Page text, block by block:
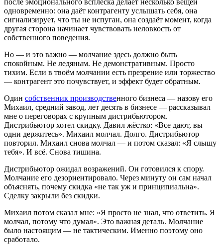
одновременно: она даёт контрагенту услышать себя, она
сигнализирует, что ты не испуган, она создаёт момент, когда
другая сторона начинает чувствовать неловкость от
собственного поведения.
Но — и это важно — молчание здесь должно быть
спокойным. Не ледяным. Не демонстративным. Просто
тихим. Если в твоём молчании есть презрение или торжество
— контрагент это почувствует, и эффект будет обратным.
Один собственник производственного бизнеса — назову его
Михаил, средний завод, лет десять в бизнесе — рассказывал
мне о переговорах с крупным дистрибьютором.
Дистрибьютор хотел скидку. Давил жёстко: «Все дают, вы
одни держитесь». Михаил молчал. Долго. Дистрибьютор
повторил. Михаил снова молчал — и потом сказал: «Я слышу
тебя». И всё. Снова тишина.
Дистрибьютор ожидал возражений. Он готовился к спору.
Молчание его дезориентировало. Через минуту он сам начал
объяснять, почему скидка «не так уж и принципиальна».
Сделку закрыли без скидки.
Михаил потом сказал мне: «Я просто не знал, что ответить. Я
молчал, потому что думал». Это важная деталь. Молчание
было настоящим — не тактическим. Именно поэтому оно
сработало.